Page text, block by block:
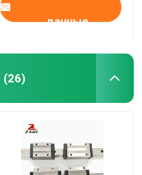
данные
(26)